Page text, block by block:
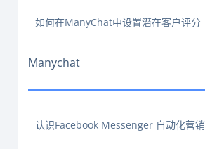
如何在ManyChat中设置潜在客户评分
Manychat
认识Facebook Messenger 自动化营销